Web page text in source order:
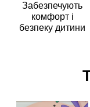
Забезпечують
комфорт і
безпеку дитини